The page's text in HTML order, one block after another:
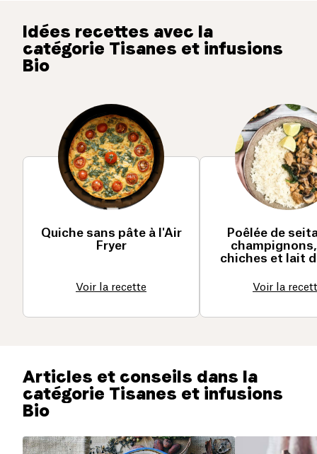
Idées recettes avec la
catégorie Tisanes et infusions
Bio
Quiche sans pâte à l'Air
Fryer
Voir la recette
Poêlée de
chiches et lait
Voir la
Articles et conseils dans la
catégorie Tisanes et infusions
Bio